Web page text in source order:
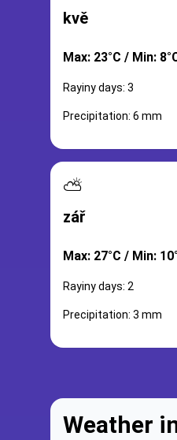
kvě
Max: 23°C / Min:
Rayiny days: 3
Precipitation: 6 mm
⛅
zář
Max: 27°C / Min:
Rayiny days: 2
Precipitation: 3 mm
Weather